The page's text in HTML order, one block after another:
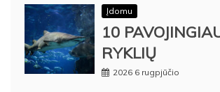
Įdomu
10
RYKLIŲ
2026 6 rugpjūčio